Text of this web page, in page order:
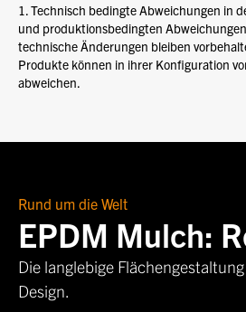
1. Technisch bedingte Abweichungen in
und produktionsbedingten
technische Änderungen bleiben
Produkte können in ihrer Konfiguration
abweichen.
Rund um die Welt
EPDM Mulch:
Die langlebige
Design.